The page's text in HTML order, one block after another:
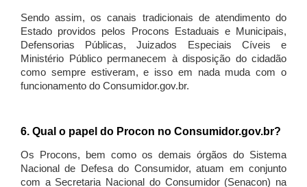
Sendo assim, os canais tradicionais de atendimento do
Estado providos pelos Procons Estaduais e Municipais,
Defensorias Públicas, Juizados Especiais Cíveis e
Ministério Público permanecem à disposição do cidadão
como sempre estiveram, e isso em nada muda com o
funcionamento do Consumidor.gov.br.
6. Qual o papel do Procon no Consumidor.gov.br?
Os Procons, bem como os demais órgãos do Sistema
Nacional de Defesa do Consumidor, atuam em conjunto
com a Secretaria Nacional do Consumidor (Senacon) na